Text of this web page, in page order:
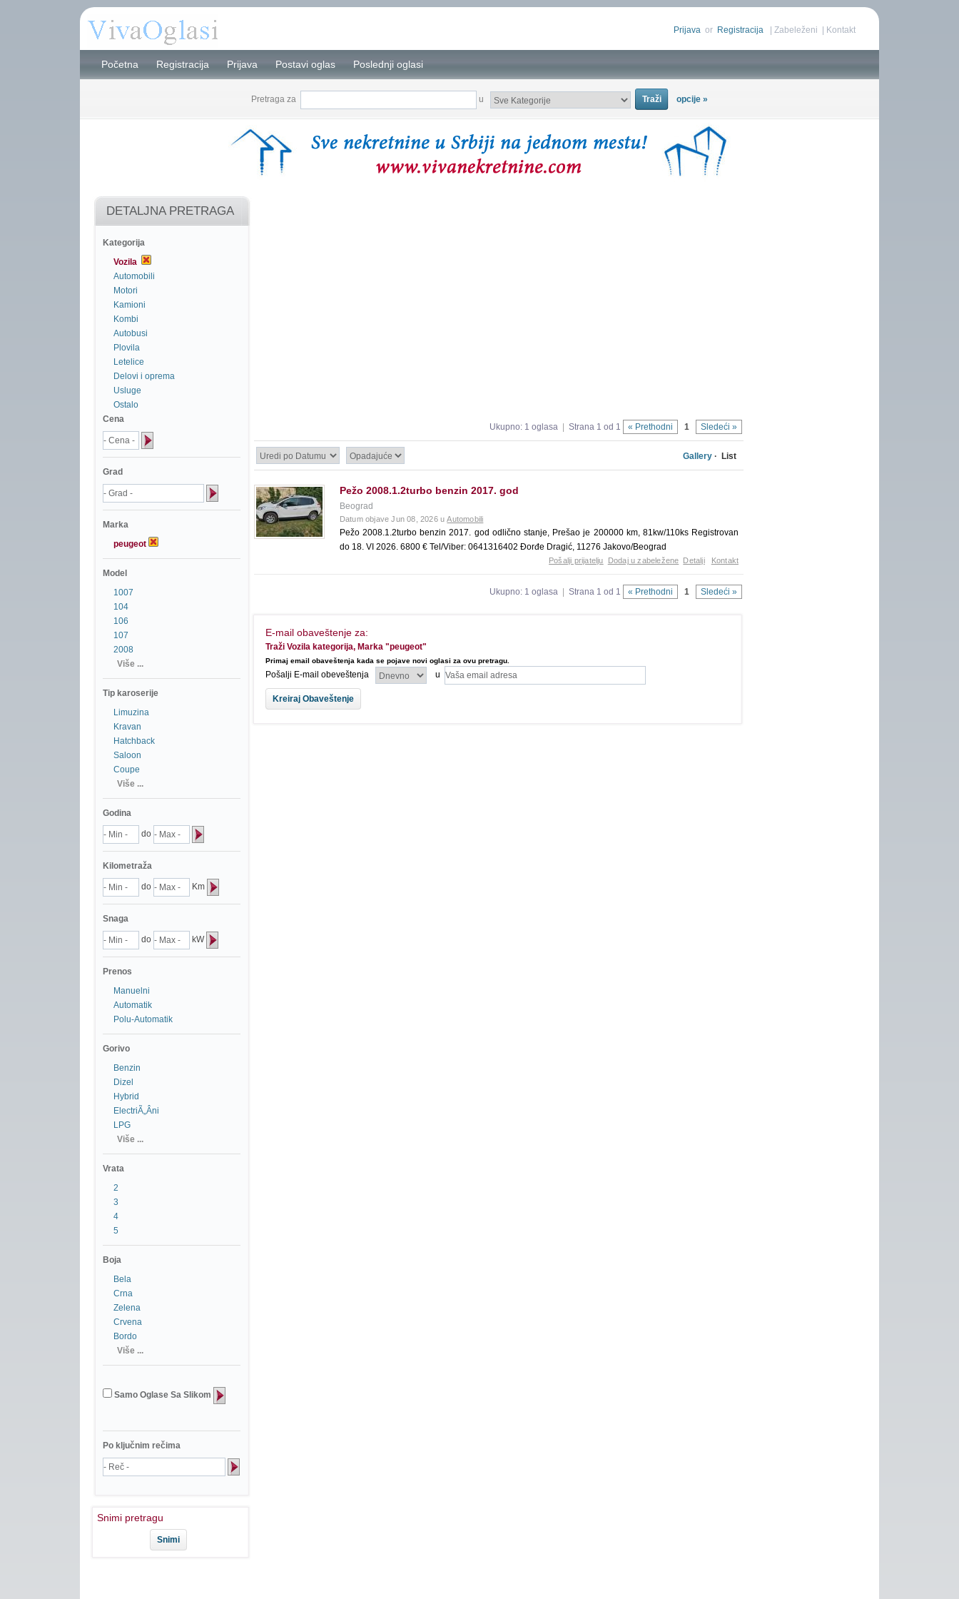
Prijava or Registracija Zabeleženi Kontakt
Početna Registracija Prijava Postavi oglas Poslednji oglasi
Pretraga za u opcije »
DETALJNA PRETRAGA
Kategorija
Vozila
Automobili
Motori
Kamioni
Kombi
Autobusi
Plovila
Letelice
Delovi i oprema
Usluge
Ostalo
Cena
Grad
Marka
peugeot
Model
1007
104
106
107
2008
Više ...
Tip karoserije
Limuzina
Kravan
Hatchback
Saloon
Coupe
Više ...
Godina
do
Kilometraža
do Km
Snaga
do kW
Prenos
Manuelni
Automatik
Polu-Automatik
Gorivo
Benzin
Dizel
Hybrid
ElectriÃ„Âni
LPG
Više ...
Vrata
2
3
4
5
Boja
Bela
Crna
Zelena
Crvena
Bordo
Više ...
Samo Oglase Sa Slikom
Po ključnim rečima
Snimi pretragu
Ukupno: 1 oglasa Strana 1 od 1 « Prethodni 1 Sledeći »
Gallery · List
Pežo 2008.1.2turbo benzin 2017. god
Beograd
Datum objave Jun 08, 2026 uAutomobili
Pežo 2008.1.2turbo benzin 2017. god odlično stanje, Prešao je 200000 km, 81kw/110ks Registrovan
do 18. VI 2026. 6800 € Tel/Viber: 0641316402 Đorđe Dragić, 11276 Jakovo/Beograd
Pošalji prijatelju Dodaj u zabeležene Detalji Kontakt
Ukupno: 1 oglasa Strana 1 od 1 « Prethodni 1 Sledeći »
E-mail obaveštenje za:
Traži Vozila kategorija, Marka "peugeot"
Primaj email obaveštenja kada se pojave novi oglasi za ovu pretragu.
Pošalji E-mail obeveštenja u